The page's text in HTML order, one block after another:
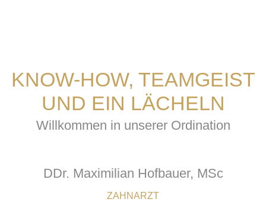
KNOW-HOW, TEAMGEIST
UND EIN LÄCHELN
Willkommen in unserer Ordination
DDr. Maximilian Hofbauer, MSc
ZAHNARZT